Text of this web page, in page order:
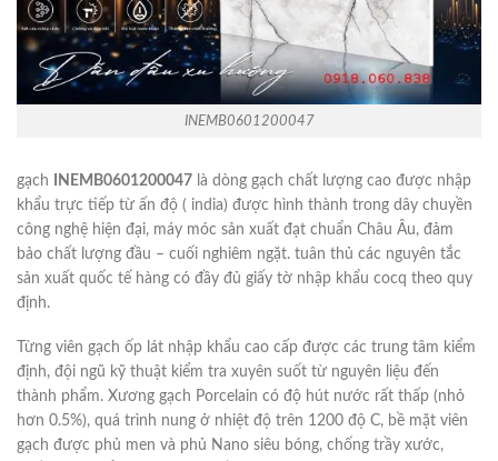
INEMB0601200047
gạch INEMB0601200047 là dòng gạch chất lượng cao được nhập
khẩu trực tiếp từ ấn độ ( india) được hình thành trong dây chuyền
công nghệ hiện đại, máy móc sản xuất đạt chuẩn Châu Âu, đảm
bảo chất lượng đầu – cuối nghiêm ngặt. tuân thủ các nguyên tắc
sản xuất quốc tế hàng có đầy đủ giấy tờ nhập khẩu cocq theo quy
định.
Từng viên gạch ốp lát nhập khẩu cao cấp được các trung tâm kiểm
định, đội ngũ kỹ thuật kiểm tra xuyên suốt từ nguyên liệu đến
thành phẩm. Xương gạch Porcelain có độ hút nước rất thấp (nhỏ
hơn 0.5%), quá trình nung ở nhiệt độ trên 1200 độ C, bề mặt viên
gạch được phủ men và phủ Nano siêu bóng, chống trầy xước,